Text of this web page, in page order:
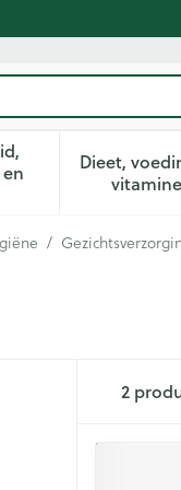
submenu voor
Dieet,
/
2